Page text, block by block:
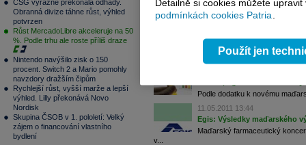
CSG výrazně překonala odhady.
Obranná divize táhne růst, výhled
potvrzen
Růst MercadoLibre akceleruje na 50
%. Podle trhu ale roste příliš draze
Nintendo navýšilo zisk o 150
procent. Switch 2 a Mario pomohly
navzdory dražším čipům
Rychlejší růst, vyšší marže a lepší
výhled. Lilly překonává Novo
Nordisk
Skupina ČSOB v 1. pololetí: Velký
zájem o financování vlastního
bydlení
Maďarský farmaceutický
zisk ...
Egis: Společnost upozornila
Maďarský farmaceutický
Podle dodatku k novému
11.05.2011 13:44
Egis: Výsledky maďarského
Maďarský farmaceutický
v...
Detailně si cookies můžete
podmínkách cookies Patria.
Použít jen